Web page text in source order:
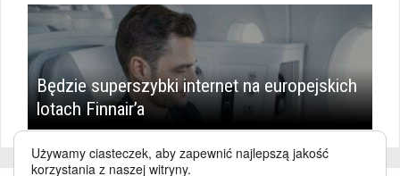
Będzie superszybki internet na europejskich
lotach Finnair’a
Używamy ciasteczek, aby zapewnić najlepszą jakość
korzystania z naszej witryny.